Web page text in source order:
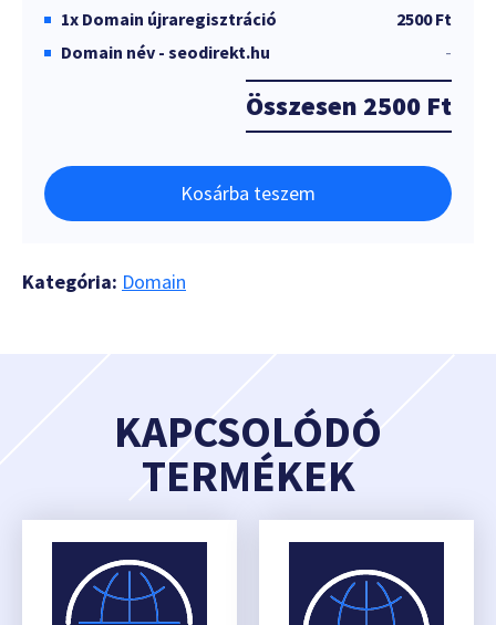
1x Domain újraregisztráció
2500 Ft
Domain név - seodirekt.hu
-
Összesen 2500 Ft
Kosárba teszem
Kategória: Domain
KAPCSOLÓDÓ
TERMÉKEK